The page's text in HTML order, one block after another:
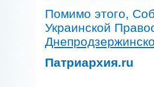
Помимо этого,
Украинской
Патриархия.ru